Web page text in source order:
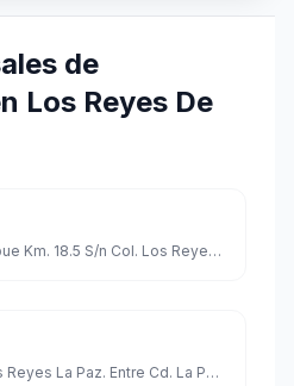
de
Los Reyes De
Carretera Federal Mex-pue Km. 18.5 S/n Col. Los Reyes La Paz. Entre Cantera Y Simón Bolívar C.p. 56400
Porfirio Díaz #10 Col. Los Reyes La Paz. Entre Cd. La Paz Y Ave. Puebla C.p. 56430